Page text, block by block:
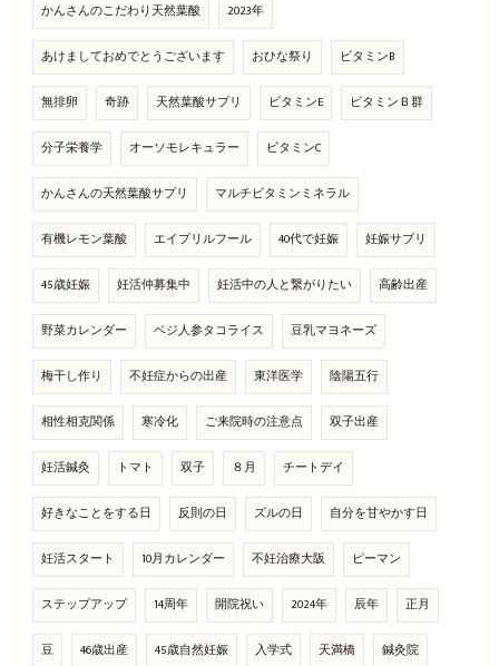
かんさんのこだわり天然葉酸 2023年
あけましておめでとうございます おひな祭り ビタミンB
無排卵 奇跡 天然葉酸サプリ ビタミンE ビタミンＢ群
分子栄養学 オーソモレキュラー ビタミンC
かんさんの天然葉酸サプリ マルチビタミンミネラル
有機レモン葉酸 エイプリルフール 40代で妊娠 妊娠サプリ
45歳妊娠 妊活仲募集中 妊活中の人と繋がりたい 高齢出産
野菜カレンダー ベジ人参タコライス 豆乳マヨネーズ
梅干し作り 不妊症からの出産 東洋医学 陰陽五行
相性相克関係 寒冷化 ご来院時の注意点 双子出産
妊活鍼灸 トマト 双子 ８月 チートデイ
好きなことをする日 反則の日 ズルの日 自分を甘やかす日
妊活スタート 10月カレンダー 不妊治療大阪 ピーマン
ステップアップ 14周年 開院祝い 2024年 辰年 正月
豆 46歳出産 45歳自然妊娠 入学式 天満橋 鍼灸院